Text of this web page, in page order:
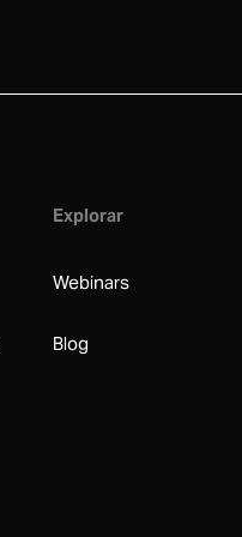
Explorar
Webinars
Blog